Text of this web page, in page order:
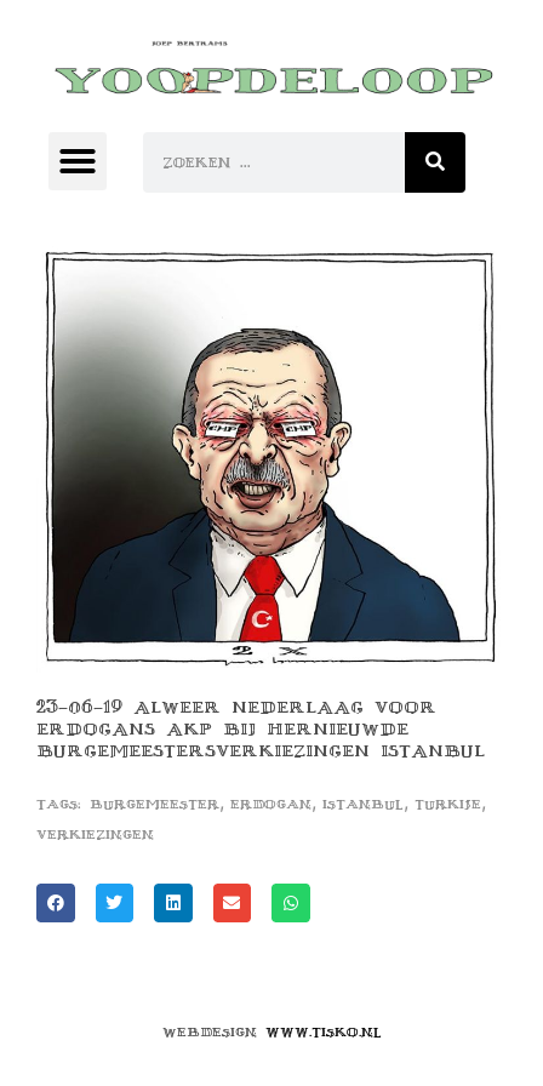
23-06-19 ALWEER NEDERLAAG VOOR
ERDOGANS AKP BIJ HERNIEUWDE
BURGEMEESTERSVERKIEZINGEN ISTANBUL
Tags: burgemeester, erdogan, istanbul, turkije,
verkiezingen
Webdesign www.tisko.nl